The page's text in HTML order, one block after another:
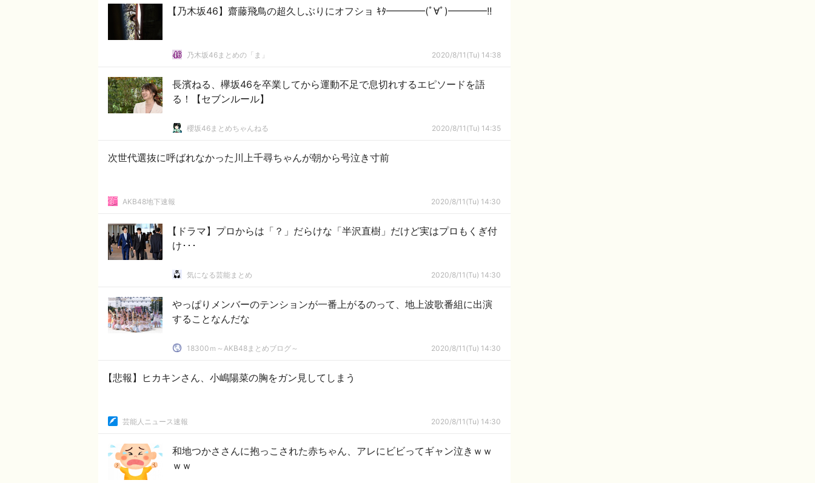
【乃木坂46】齋藤飛鳥の超久しぶりにオフショ ｷﾀ━━━━(ﾟ∀ﾟ)━━━━!!
乃木坂46まとめの「ま」 2020/8/11(Tu) 14:38
長濱ねる、欅坂46を卒業してから運動不足で息切れするエピソードを語
る！【セブンルール】
櫻坂46まとめちゃんねる 2020/8/11(Tu) 14:35
次世代選抜に呼ばれなかった川上千尋ちゃんが朝から号泣き寸前
AKB48地下速報 2020/8/11(Tu) 14:30
【ドラマ】プロからは「？」だらけな「半沢直樹」だけど実はプロもくぎ付
け･･･
気になる芸能まとめ 2020/8/11(Tu) 14:30
やっぱりメンバーのテンションが一番上がるのって、地上波歌番組に出演
することなんだな
18300ｍ～AKB48まとめブログ～ 2020/8/11(Tu) 14:30
【悲報】ヒカキンさん、小嶋陽菜の胸をガン見してしまう
芸能人ニュース速報 2020/8/11(Tu) 14:30
和地つかささんに抱っこされた赤ちゃん、アレにビビってギャン泣きｗｗ
ｗｗ